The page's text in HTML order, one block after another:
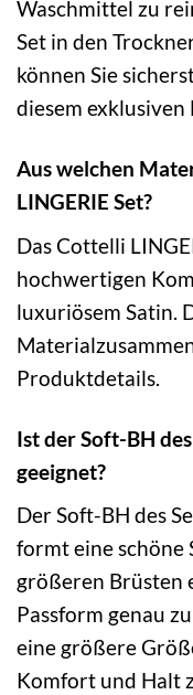
Waschmittel zu
Set in den
können Sie
diesem exklusiven
Aus welchen
LINGERIE Set?
Das Cottelli
hochwertigen
luxuriösem Satin.
Produktdetails.
Ist der Soft-BH
geeignet?
Der Soft-BH des
formt eine schöne
größeren Brüsten
Passform genau
eine größere
Komfort und Halt